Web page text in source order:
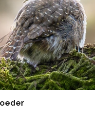
veel fotoplezier